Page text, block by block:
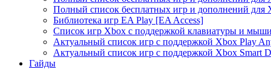
Полный список бесплатных игр и дополнений для
Библиотека игр EA Play [EA Access]
Список игр Xbox c поддержкой клавиатуры и мыши
Актуальный список игр с поддержкой Xbox Play
Актуальный список игр с поддержкой Xbox Smart
Гайды